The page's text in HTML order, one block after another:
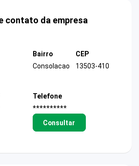
contato da empresa
Bairro
Consolacao
CEP
13503-410
Telefone
**********
Consultar